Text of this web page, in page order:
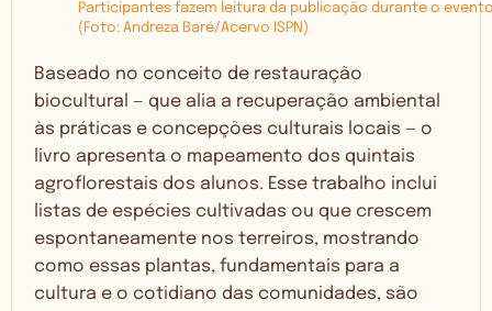
Participantes fazem leitura da publicação durante o
(Foto: Andreza Baré/Acervo ISPN)
Baseado no conceito de restauração
biocultural — que alia a recuperação ambiental
às práticas e concepções culturais locais — o
livro apresenta o mapeamento dos quintais
agroflorestais dos alunos. Esse trabalho inclui
listas de espécies cultivadas ou que crescem
espontaneamente nos terreiros, mostrando
como essas plantas, fundamentais para a
cultura e o cotidiano das comunidades, são